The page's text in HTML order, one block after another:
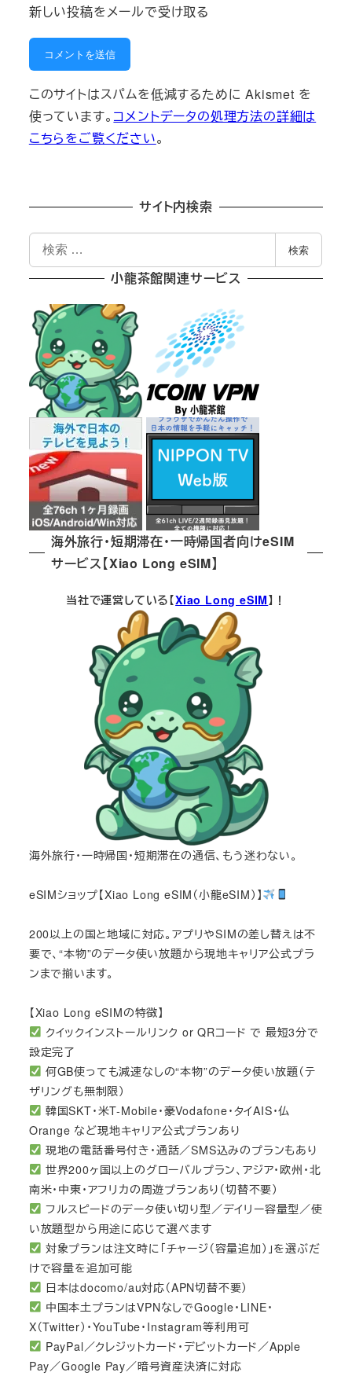
新しい投稿をメールで受け取る
このサイトはスパムを低減するために Akismet を
使っています。 コメントデータの処理方法の詳細は
こちらをご覧ください。
サイト内検索
索
検索
小龍茶館関連サービス
海外旅行・短期滞在・一時帰国者向けeSIM
サービス【Xiao Long eSIM】
当社で運営している【Xiao Long eSIM】！
海外旅行・一時帰国・短期滞在の通信、もう迷わない。
eSIMショップ【Xiao Long eSIM（小龍eSIM）】
200以上の国と地域に対応。アプリやSIMの差し替えは不
要で、“本物”のデータ使い放題から現地キャリア公式プラ
ンまで揃います。
【Xiao Long eSIMの特徴】
クイックインストールリンク or QRコード で 最短3分で
設定完了
何GB使っても減速なしの“本物”のデータ使い放題（テ
ザリングも無制限）
韓国SKT・米T-Mobile・豪Vodafone・タイAIS・仏
Orange など現地キャリア公式プランあり
現地の電話番号付き・通話／SMS込みのプランもあり
世界200ヶ国以上のグローバルプラン、アジア・欧州・北
南米・中東・アフリカの周遊プランあり（切替不要）
フルスピードのデータ使い切り型／デイリー容量型／使
い放題型から用途に応じて選べます
対象プランは注文時に「チャージ（容量追加）」を選ぶだ
けで容量を追加可能
日本はdocomo/au対応（APN切替不要）
中国本土プランはVPNなしでGoogle・LINE・
X（Twitter）・YouTube・Instagram等利用可
PayPal／クレジットカード・デビットカード／Apple
Pay／Google Pay／暗号資産決済に対応